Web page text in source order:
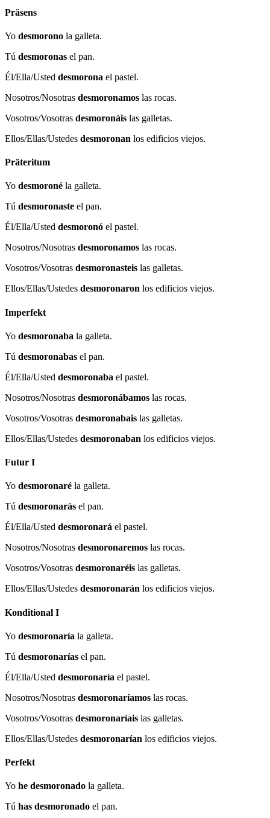
Präsens
Yo desmorono la galleta.
Tú desmoronas el pan.
Él/Ella/Usted desmorona el pastel.
Nosotros/Nosotras desmoronamos las rocas.
Vosotros/Vosotras desmoronáis las galletas.
Ellos/Ellas/Ustedes desmoronan los edificios viejos.
Präteritum
Yo desmoroné la galleta.
Tú desmoronaste el pan.
Él/Ella/Usted desmoronó el pastel.
Nosotros/Nosotras desmoronamos las rocas.
Vosotros/Vosotras desmoronasteis las galletas.
Ellos/Ellas/Ustedes desmoronaron los edificios viejos.
Imperfekt
Yo desmoronaba la galleta.
Tú desmoronabas el pan.
Él/Ella/Usted desmoronaba el pastel.
Nosotros/Nosotras desmoronábamos las rocas.
Vosotros/Vosotras desmoronabais las galletas.
Ellos/Ellas/Ustedes desmoronaban los edificios viejos.
Futur I
Yo desmoronaré la galleta.
Tú desmoronarás el pan.
Él/Ella/Usted desmoronará el pastel.
Nosotros/Nosotras desmoronaremos las rocas.
Vosotros/Vosotras desmoronaréis las galletas.
Ellos/Ellas/Ustedes desmoronarán los edificios viejos.
Konditional I
Yo desmoronaría la galleta.
Tú desmoronarías el pan.
Él/Ella/Usted desmoronaría el pastel.
Nosotros/Nosotras desmoronaríamos las rocas.
Vosotros/Vosotras desmoronaríais las galletas.
Ellos/Ellas/Ustedes desmoronarían los edificios viejos.
Perfekt
Yo he desmoronado la galleta.
Tú has desmoronado el pan.